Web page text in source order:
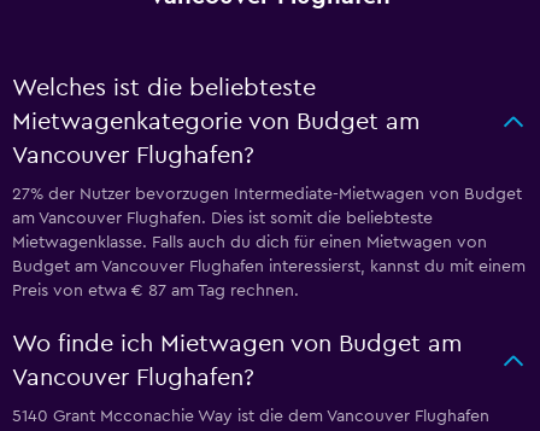
Welches ist die beliebteste
Mietwagenkategorie von Budget am
Vancouver Flughafen?
27% der Nutzer bevorzugen Intermediate-Mietwagen von Budget
am Vancouver Flughafen. Dies ist somit die beliebteste
Mietwagenklasse. Falls auch du dich für einen Mietwagen von
Budget am Vancouver Flughafen interessierst, kannst du mit einem
Preis von etwa € 87 am Tag rechnen.
Wo finde ich Mietwagen von Budget am
Vancouver Flughafen?
5140 Grant Mcconachie Way ist die dem Vancouver Flughafen